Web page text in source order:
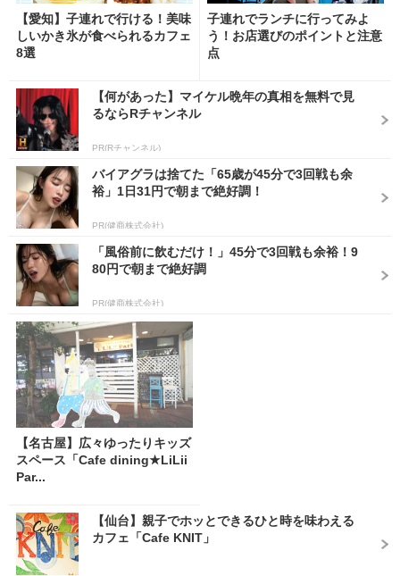
【愛知】子連れで行ける！美味
しいかき氷が食べられるカフェ
8選
子連れでランチに行ってみよ
う！お店選びのポイントと注意
点
【何があった】マイケル晩年の真相を無料で見
るならRチャンネル
PR(Rチャンネル)
バイアグラは捨てた「65歳が45分で3回戦も余
裕」1日31円で朝まで絶好調！
PR(健商株式会社)
「風俗前に飲むだけ！」45分で3回戦も余裕！9
80円で朝まで絶好調
PR(健商株式会社)
【名古屋】広々ゆったりキッズ
スペース「Cafe dining★LiLii
Par...
【仙台】親子でホッとできるひと時を味わえる
カフェ「Cafe KNIT」